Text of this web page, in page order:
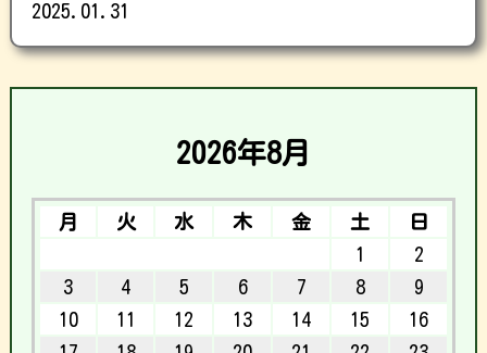
2025.01.31
2026年8月
月 火 水 木 金 土
日
1
2
3
4 5 6 7 8
9
10
11 12 13 14 15
16